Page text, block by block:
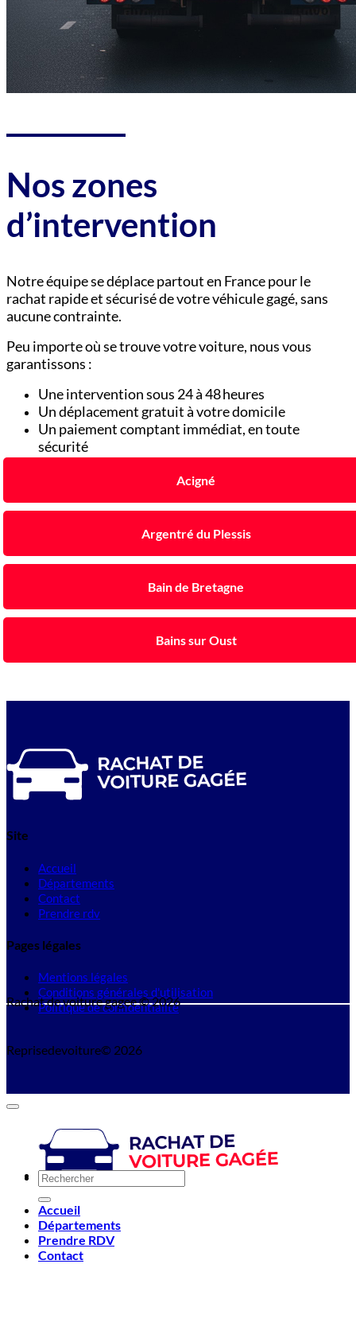
Nos zones
d’intervention
Notre équipe se déplace partout en France pour le
rachat rapide et sécurisé de votre véhicule gagé, sans
aucune contrainte.
Peu importe où se trouve votre voiture, nous vous
garantissons :
Une intervention sous 24 à 48 heures
Un déplacement gratuit à votre domicile
Un paiement comptant immédiat, en toute
sécurité
Acigné
Argentré du Plessis
Bain de Bretagne
Bains sur Oust
Site
Accueil
Départements
Contact
Prendre rdv
Pages légales
Mentions légales
Conditions générales d'utilisation
Politique de confidentialité
Rachat de voiture gagee © 2026
Reprisedevoiture© 2026
Accueil
Départements
Prendre RDV
Contact